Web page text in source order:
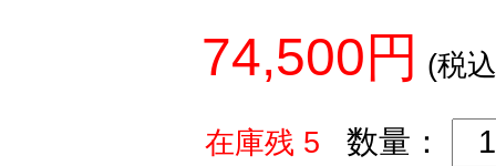
74,500円 (税
在庫残 5 数量：